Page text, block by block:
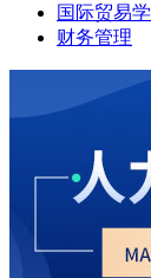
国际贸易学
财务管理